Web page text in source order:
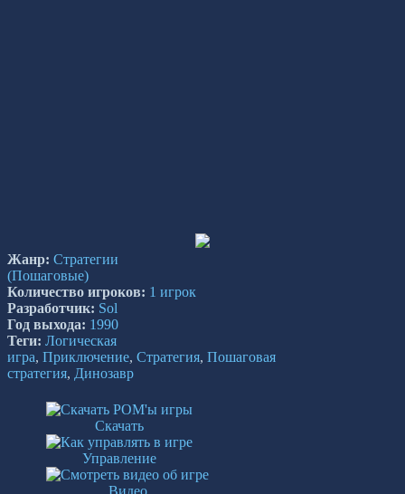
Жанр: Стратегии
(Пошаговые)
Количество игроков: 1 игрок
Разработчик: Sol
Год выхода: 1990
Теги: Логическая
игра, Приключение, Стратегия, Пошаговая
стратегия, Динозавр
Скачать
Управление
Видео